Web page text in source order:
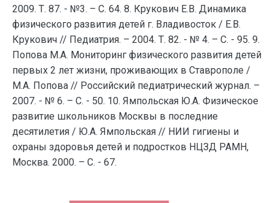
2009. Т. 87. - №3. – С. 64. 8. Крукович Е.В. Динамика
физического развития детей г. Владивосток / Е.В.
Крукович // Педиатрия. – 2004. Т. 82. - № 4. – С. - 95. 9.
Попова М.А. Мониторинг физического развития детей
первых 2 лет жизни, проживающих в Ставрополе /
М.А. Попова // Российский педиатрический журнал. –
2007. - № 6. – С. - 50. 10. Ямпольская Ю.А. Физическое
развитие школьников Москвы в последние
десятилетия / Ю.А. Ямпольская // НИИ гигиены и
охраны здоровья детей и подростков НЦЗД РАМН,
Москва. 2000. – С. - 67.